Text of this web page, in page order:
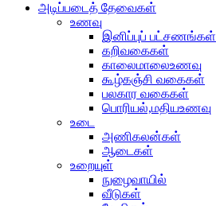
அடிப்படைத் தேவைகள்
உணவு
இனிப்புப் பட்சணங்கள்
கறிவகைகள்
காலைமாலைஉணவு
கூழ்கஞ்சி வகைகள்
பலகார வகைகள்
பொரியல்,மதியஉணவு
உடை
அணிகலன்கள்
ஆடைகள்
உறையுள்
நுழைவாயில்
வீடுகள்